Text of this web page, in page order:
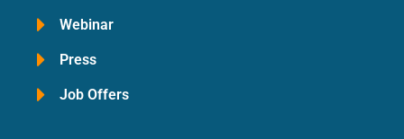
Webinar
Press
Job Offers